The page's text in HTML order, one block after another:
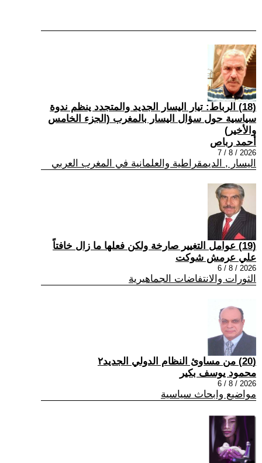
(18) الرباط: تيار اليسار الجديد والمتجدد ينظم ندوة
سياسية حول سؤال اليسار بالمغرب (الجزء الخامس
والأخير)
أحمد رباص
2026 / 8 / 7
اليسار , الديمقراطية والعلمانية في المغرب العربي
(19) عوامل التغيير صارخة ولكن فعلها ما زال خافتاً
علي عرمش شوكت
2026 / 8 / 6
الثورات والانتفاضات الجماهيرية
(20) من مساوئ النظام الدولي الجديد٢
محمود يوسف بكير
2026 / 8 / 6
مواضيع وابحاث سياسية